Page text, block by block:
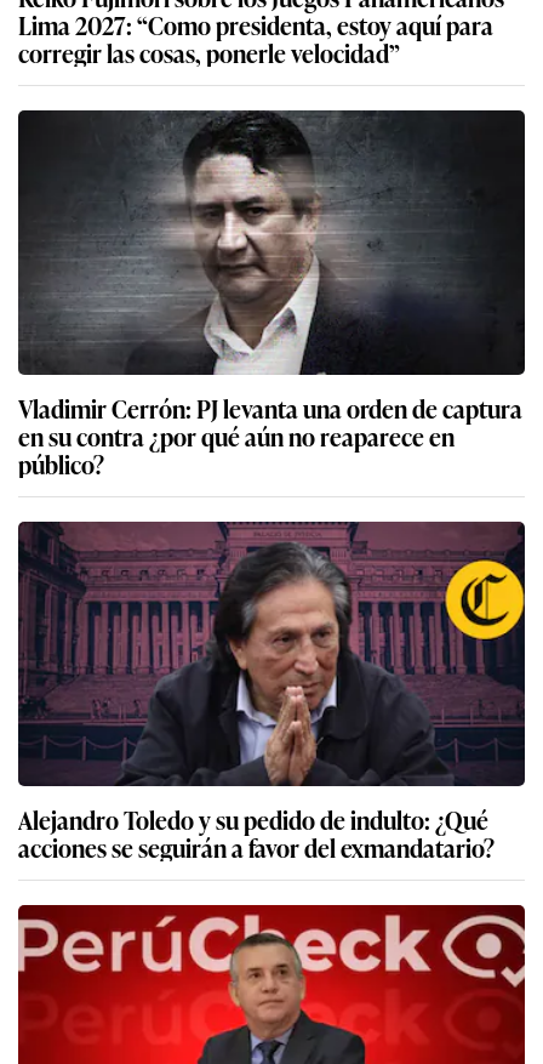
Lima 2027: “Como presidenta, estoy aquí para
corregir las cosas, ponerle velocidad”
Vladimir Cerrón: PJ levanta una orden de captura
en su contra ¿por qué aún no reaparece en
público?
Alejandro Toledo y su pedido de indulto: ¿Qué
acciones se seguirán a favor del exmandatario?